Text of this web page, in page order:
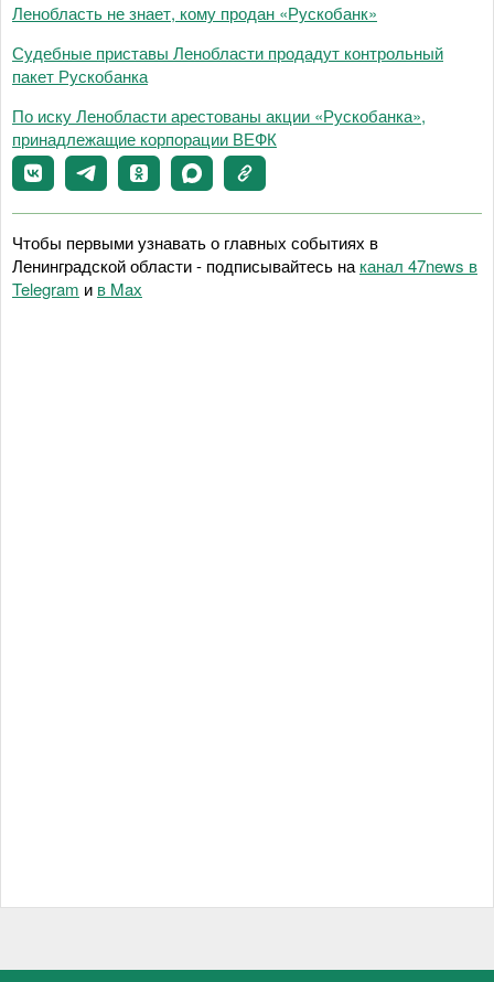
Ленобласть не знает, кому продан «Рускобанк»
Судебные приставы Ленобласти продадут контрольный
пакет Рускобанка
По иску Ленобласти арестованы акции «Рускобанка»,
принадлежащие корпорации ВЕФК
Чтобы первыми узнавать о главных событиях в
Ленинградской области - подписывайтесь на канал 47news в
Telegram и в Maх